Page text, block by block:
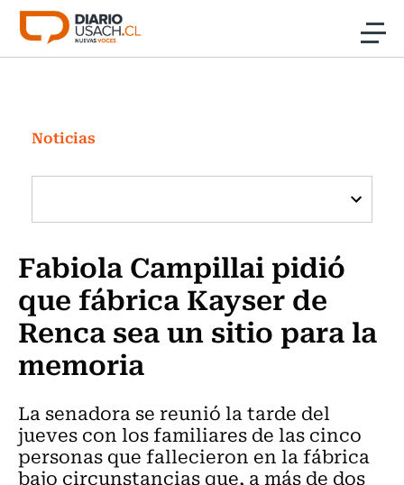
Click acá para ir directamente al contenido
Investigación
Cultura
Programas Radio y TV Usach
Noticias
Fabiola Campillai pidió
que fábrica Kayser de
Renca sea un sitio para la
memoria
La senadora se reunió la tarde del
jueves con los familiares de las cinco
personas que fallecieron en la fábrica
bajo circunstancias que, a más de dos